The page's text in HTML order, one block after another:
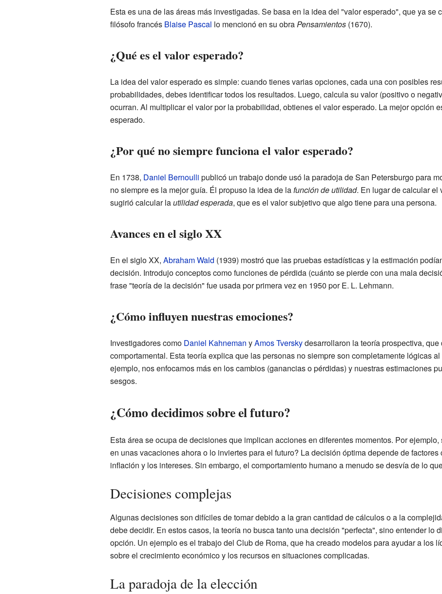
Esta es una de las áreas más investigadas. Se basa en la idea del "valor esperado", que ya se
filósofo francés Blaise Pascal lo mencionó en su obraPensamientos(1670).
¿Qué es el valor esperado?
La idea del valor esperado es simple: cuando tienes varias opciones, cada una con posibles
probabilidades, debes identificar todos los resultados. Luego, calcula su valor (positivo o
ocurran. Al multiplicar el valor por la probabilidad, obtienes el valor esperado. La mejor opción
esperado.
¿Por qué no siempre funciona el valor esperado?
En 1738, Daniel Bernoulli publicó un trabajo donde usó la paradoja de San Petersburgo para
no siempre es la mejor guía. Él propuso la idea de lafunción de utilidad. En lugar de calcular el
sugirió calcular lautilidad esperada, que es el valor subjetivo que algo tiene para una persona.
Avances en el siglo XX
En el siglo XX, Abraham Wald (1939) mostró que las pruebas estadísticas y la estimación
decisión. Introdujo conceptos como funciones de pérdida (cuánto se pierde con una mala
frase "teoría de la decisión" fue usada por primera vez en 1950 por E. L. Lehmann.
¿Cómo influyen nuestras emociones?
Investigadores como Daniel Kahneman yAmos Tverskydesarrollaron la teoría prospectiva,
comportamental. Esta teoría explica que las personas no siempre son completamente lógicas
ejemplo, nos enfocamos más en los cambios (ganancias o pérdidas) y nuestras estimaciones
sesgos.
¿Cómo decidimos sobre el futuro?
Esta área se ocupa de decisiones que implican acciones en diferentes momentos. Por
en unas vacaciones ahora o lo inviertes para el futuro? La decisión óptima depende de
inflación y los intereses. Sin embargo, el comportamiento humano a menudo se desvía de lo
Decisiones complejas
Algunas decisiones son difíciles de tomar debido a la gran cantidad de cálculos o a la
debe decidir. En estos casos, la teoría no busca tanto una decisión "perfecta", sino entender lo
opción. Un ejemplo es el trabajo del Club de Roma, que ha creado modelos para ayudar a los
sobre el crecimiento económico y los recursos en situaciones complicadas.
La paradoja de la elección